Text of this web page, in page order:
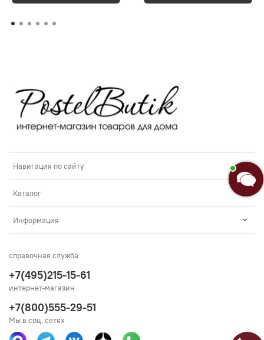
Навигация по сайту
Каталог
Информация
справочная служба
+7(495)215-15-61
интернет-магазин
+7(800)555-29-51
Мы в соц. сетях